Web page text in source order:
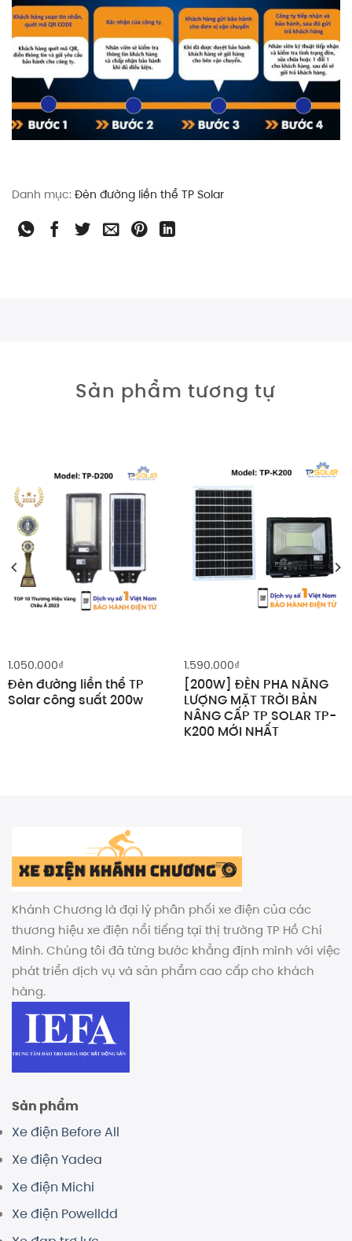
Danh mục: Đèn đường liền thể TP Solar
Sản phẩm tương tự
1.050.000₫
Đèn đường liền thể TP
Solar công suất 200w
1.590.000₫
[200W] ĐÈN PHA NĂNG
LƯỢNG MẶT TRỜI BẢN
NÂNG CẤP TP SOLAR TP-
K200 MỚI NHẤT
Khánh Chương là đại lý phân phối xe điện của các
thương hiệu xe điện nổi tiếng tại thị trường TP Hồ Chí
Minh. Chúng tôi đã từng bước khẳng định mình với việc
phát triển dịch vụ và sản phẩm cao cấp cho khách
hàng.
Sản phẩm
Xe điện Before All
Xe điện Yadea
Xe điện Michi
Xe điện Powelldd